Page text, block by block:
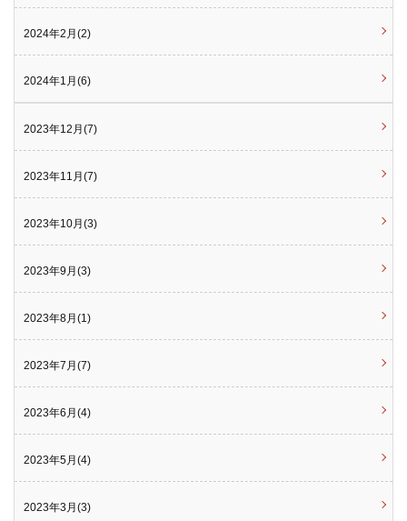
2024年2月(2)
2024年1月(6)
2023年12月(7)
2023年11月(7)
2023年10月(3)
2023年9月(3)
2023年8月(1)
2023年7月(7)
2023年6月(4)
2023年5月(4)
2023年3月(3)